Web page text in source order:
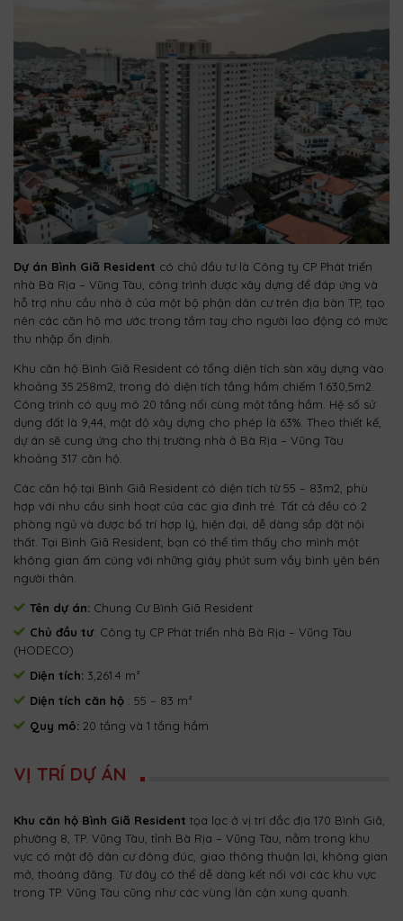
Dự án Bình Giã Resident có chủ đầu tư là Công ty CP Phát triển
nhà Bà Rịa – Vũng Tàu, công trình được xây dựng để đáp ứng và
hỗ trợ nhu cầu nhà ở của một bộ phận dân cư trên địa bàn TP, tạo
nên các căn hộ mơ ước trong tầm tay cho người lao động có mức
thu nhập ổn định.
Khu căn hộ Bình Giã Resident có tổng diện tích sàn xây dựng vào
khoảng 35.258m2, trong đó diện tích tầng hầm chiếm 1.630,5m2.
Công trình có quy mô 20 tầng nổi cùng một tầng hầm. Hệ số sử
dụng đất là 9,44, mật độ xây dựng cho phép là 63%. Theo thiết kế,
dự án sẽ cung ứng cho thị trường nhà ở Bà Rịa – Vũng Tàu
khoảng 317 căn hộ.
Các căn hộ tại Bình Giã Resident có diện tích từ 55 – 83m2, phù
hợp với nhu cầu sinh hoạt của các gia đình trẻ. Tất cả đều có 2
phòng ngủ và được bố trí hợp lý, hiện đại, dễ dàng sắp đặt nội
thất. Tại Bình Giã Resident, bạn có thể tìm thấy cho mình một
không gian ấm cúng với những giây phút sum vầy bình yên bên
người thân.
Tên dự án: Chung Cư Bình Giã Resident
Chủ đầu tư: Công ty CP Phát triển nhà Bà Rịa – Vũng Tàu
(HODECO)
Diện tích: 3,261.4 m²
Diện tích căn hộ : 55 – 83 m²
Quy mô: 20 tầng và 1 tầng hầm
VỊ TRÍ DỰ ÁN
Khu căn hộ Bình Giã Resident tọa lạc ở vị trí đắc địa 170 Bình Giã,
phường 8, TP. Vũng Tàu, tỉnh Bà Rịa – Vũng Tàu, nằm trong khu
vực có mật độ dân cư đông đúc, giao thông thuận lợi, không gian
mở, thoáng đãng. Từ đây có thể dễ dàng kết nối với các khu vực
trong TP. Vũng Tàu cũng như các vùng lân cận xung quanh.